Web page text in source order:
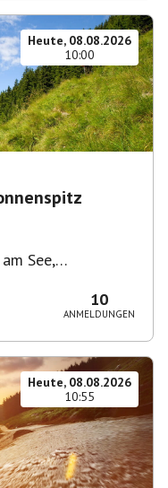
Heute, 08.08.2026
10:00
See,
10
ANMELDUNGEN
Heute, 08.08.2026
10:55